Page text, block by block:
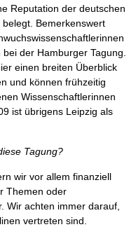
Reputation der deutschen
Bemerkenswert
der Hamburger Tagung.
einen breiten Überblick
und können frühzeitig
Wissenschaftlerinnen
ist übrigens Leipzig als
Tagung?
wir vor allem finanziell
Themen oder
Wir achten immer darauf,
vertreten sind.